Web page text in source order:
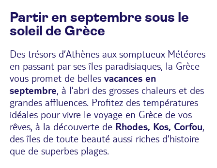
Partir en septembre sous le
soleil de Grèce
Des trésors d’Athènes aux somptueux Météores
en passant par ses îles paradisiaques, la Grèce
vous promet de belles vacances en
septembre, à l’abri des grosses chaleurs et des
grandes affluences. Profitez des températures
idéales pour vivre le voyage en Grèce de vos
rêves, à la découverte de Rhodes, Kos, Corfou,
des îles de toute beauté aussi riches d’histoire
que de superbes plages.